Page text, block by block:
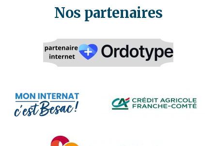
Nos partenaires